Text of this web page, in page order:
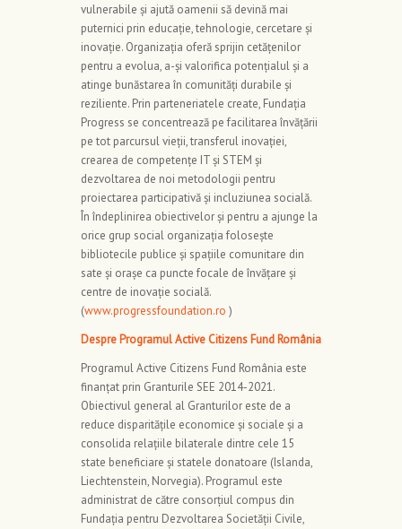
vulnerabile și ajută oamenii să devină mai
puternici prin educație, tehnologie, cercetare și
inovație. Organizația oferă sprijin cetățenilor
pentru a evolua, a-și valorifica potențialul și a
atinge bunăstarea în comunități durabile și
reziliente. Prin parteneriatele create, Fundația
Progress se concentrează pe facilitarea învățării
pe tot parcursul vieții, transferul inovației,
crearea de competențe IT și STEM și
dezvoltarea de noi metodologii pentru
proiectarea participativă și incluziunea socială.
În îndeplinirea obiectivelor și pentru a ajunge la
orice grup social organizația folosește
bibliotecile publice și spațiile comunitare din
sate și orașe ca puncte focale de învățare și
centre de inovație socială.
(www.progressfoundation.ro )
Despre Programul Active Citizens Fund România
Programul Active Citizens Fund România este
finanțat prin Granturile SEE 2014-2021.
Obiectivul general al Granturilor este de a
reduce disparitățile economice și sociale și a
consolida relațiile bilaterale dintre cele 15
state beneficiare și statele donatoare (Islanda,
Liechtenstein, Norvegia). Programul este
administrat de către consorțiul compus din
Fundația pentru Dezvoltarea Societății Civile,